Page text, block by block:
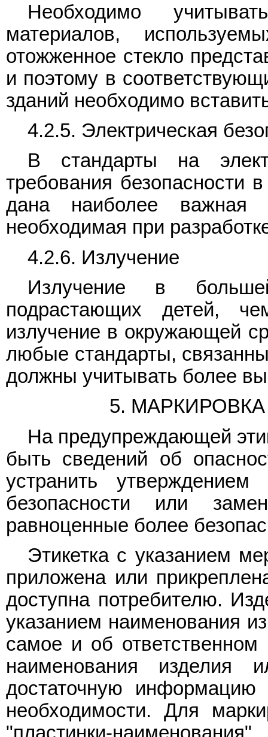
Необходимо
материалов,
отожженное стекло
и поэтому в
зданий необходимо
4.2.5. Электрическая
В стандарты на
требования безопасности
дана наиболее важная
необходимая при
4.2.6. Излучение
Излучение в
подрастающих детей,
излучение в окружающей
любые стандарты,
должны учитывать более
5.
На предупреждающей
быть сведений об
устранить утверждением
безопасности или
равноценные более
Этикетка с указанием
приложена или
доступна потребителю.
указанием наименования
самое и об
наименования изделия
достаточную информацию
необходимости. Для